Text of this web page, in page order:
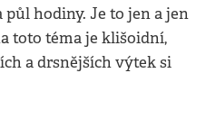
hodiny. Je to jen a jen
toto téma je klišoidní,
a drsnějších výtek si